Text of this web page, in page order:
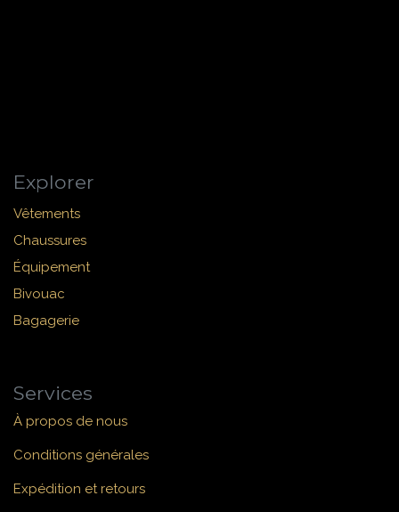
Explorer
Vêtements
Chaussures
Équipement
Bivouac
Bagagerie
Services
À propos de nous
Conditions générales
Expédition et retours